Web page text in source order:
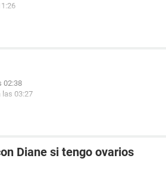
02:38
las 03:27
Diane si tengo ovarios